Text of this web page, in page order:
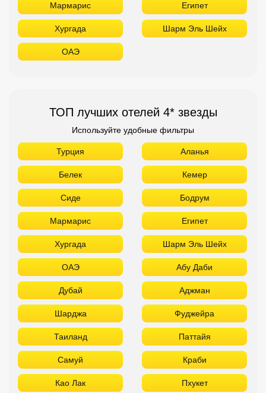
Мармарис Египет
Хургада Шарм Эль Шейх
ОАЭ
ТОП лучших отелей 4* звезды
Используйте удобные фильтры
Турция Аланья
Белек Кемер
Сиде Бодрум
Мармарис Египет
Хургада Шарм Эль Шейх
ОАЭ Абу Даби
Дубай Аджман
Шарджа Фуджейра
Таиланд Паттайя
Самуй Краби
Као Лак Пхукет